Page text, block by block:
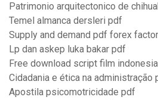
Patrimonio arquitectonico de
Temel almanca dersleri pdf
Supply and demand pdf forex
Lp dan askep luka bakar pdf
Free download script film indonesia
Cidadania e ética na administração
Apostila psicomotricidade pdf